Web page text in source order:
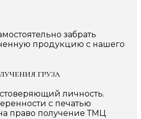
забрать
продукцию с нашего
груза
личность.
с печатью
право получение ТМЦ